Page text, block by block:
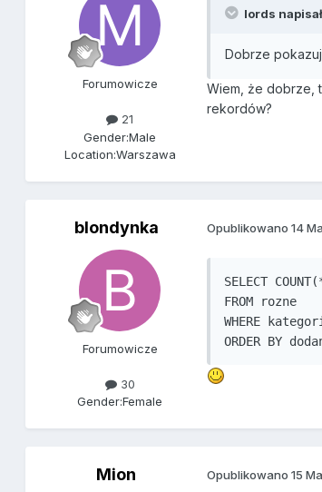
Forumowicze
21
Gender:Male
Location:Warszawa
lords
Dobrze
Wiem, że dobrze,
rekordów?
blondynka
Forumowicze
30
Gender:Female
Opublikowano14
SELECT
FROM rozne
WHERE
ORDER BY
Mion Opublikowano15